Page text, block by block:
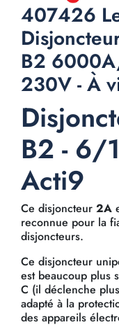
407426
B2
230V - À
B2 - 6/
Acti9
Ce disjoncteur 2A
reconnue pour la
disjoncteurs.
Ce disjoncteur
est beaucoup plus
C (il déclenche
adapté à la
des appareils